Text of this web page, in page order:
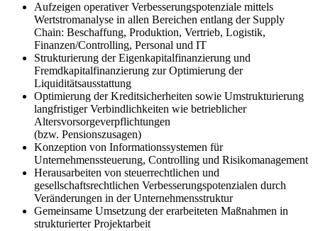
Aufzeigen operativer Verbesserungspotenziale mittels
Wertstromanalyse in allen Bereichen entlang der Supply
Chain: Beschaffung, Produktion, Vertrieb, Logistik,
Finanzen/Controlling, Personal und IT
Strukturierung der Eigenkapitalfinanzierung und
Fremdkapitalfinanzierung zur Optimierung der
Liquiditätsausstattung
Optimierung der Kreditsicherheiten sowie Umstrukturierung
langfristiger Verbindlichkeiten wie betrieblicher
Altersvorsorgeverpflichtungen
(bzw. Pensionszusagen)
Konzeption von Informationssystemen für
Unternehmenssteuerung, Controlling und Risikomanagement
Herausarbeiten von steuerrechtlichen und
gesellschaftsrechtlichen Verbesserungspotenzialen durch
Veränderungen in der Unternehmensstruktur
Gemeinsame Umsetzung der erarbeiteten Maßnahmen in
strukturierter Projektarbeit